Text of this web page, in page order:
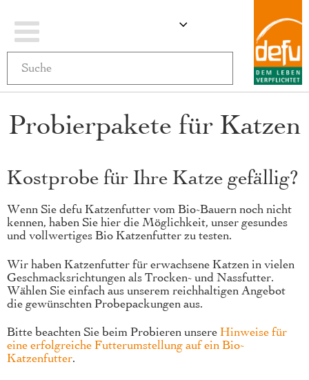
Navigation MEIN
Probierpakete für Katzen
Kostprobe für Ihre Katze gefällig?
Wenn Sie defu Katzenfutter vom Bio-Bauern noch nicht
kennen, haben Sie hier die Möglichkeit, unser gesundes
und vollwertiges Bio Katzenfutter zu testen.
Wir haben Katzenfutter für erwachsene Katzen in vielen
Geschmacksrichtungen als Trocken- und Nassfutter.
Wählen Sie einfach aus unserem reichhaltigen Angebot
die gewünschten Probepackungen aus.
Bitte beachten Sie beim Probieren unsere Hinweise für
eine erfolgreiche Futterumstellung auf ein Bio-
Katzenfutter.